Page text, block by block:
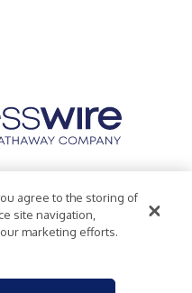
Accessibility Statement
agree to the storing of
site navigation,
marketing efforts.